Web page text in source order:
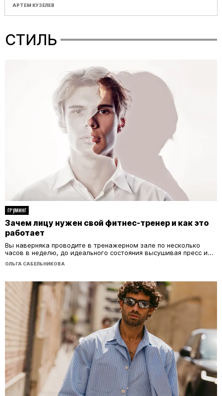
АРТЕМ КУЗЕЛЕВ
СТИЛЬ
ГРУМИНГ
Зачем лицу нужен свой фитнес-тренер и как это
работает
ОЛЬГА САБЕЛЬНИКОВА
Вы наверняка проводите в тренажерном зале по несколько
часов в неделю, до идеального состояния высушивая пресс и...